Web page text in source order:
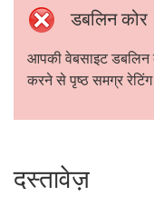
डबलिन कोर
आपकी वेबसाइट डबलिन
करने से पृष्ठ समग्र
दस्तावेज़